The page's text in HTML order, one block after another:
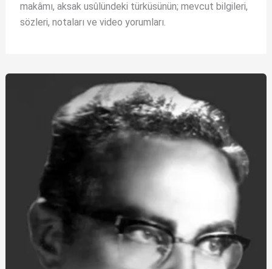
makâmı, aksak usûlündeki türküsünün; mevcut bilgileri,
sözleri, notaları ve video yorumları.